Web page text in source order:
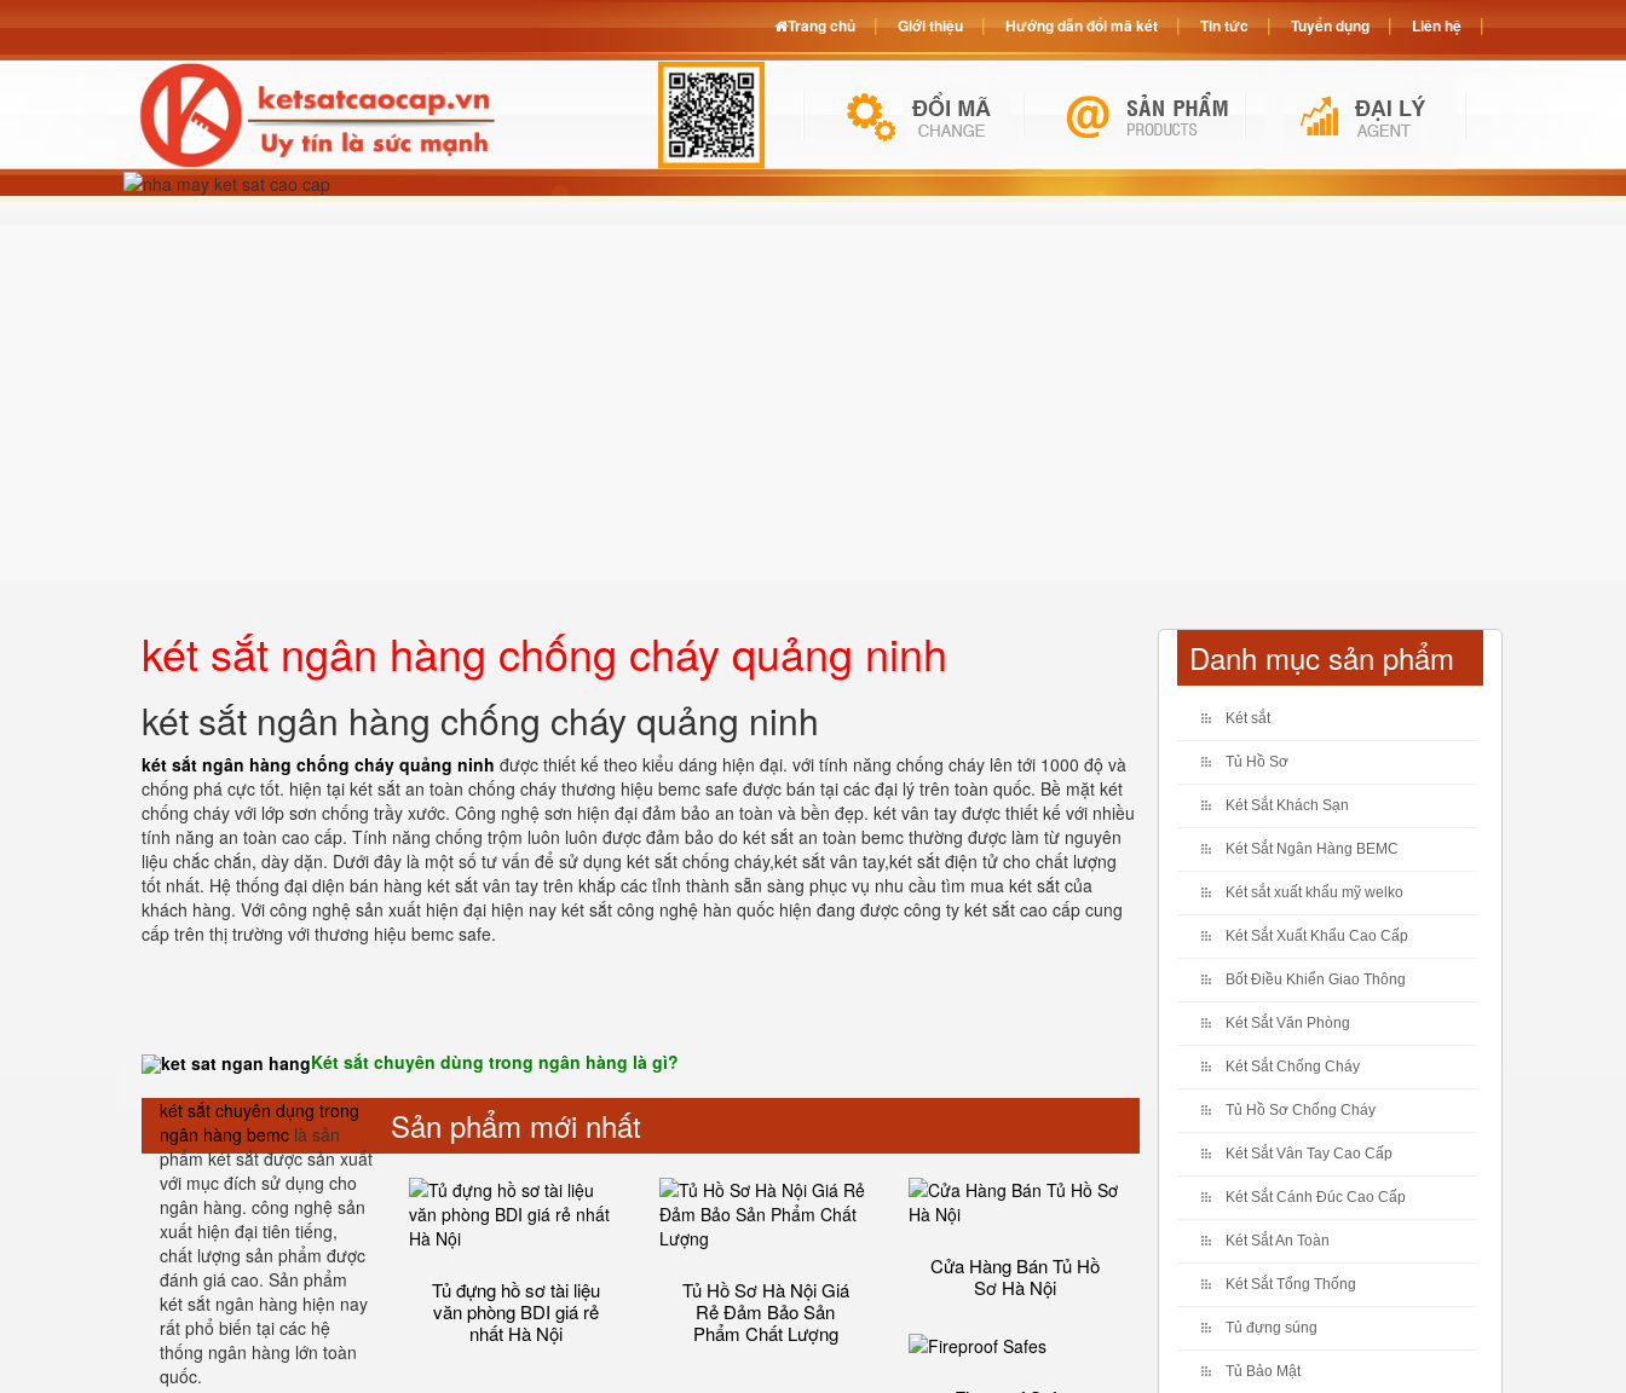
két sắt ngân hàng chống cháy quảng ninh
két sắt ngân hàng chống cháy quảng ninh
két sắt ngân hàng chống cháy quảng ninh được thiết kế theo kiểu dáng hiện đại. với tính năng chống cháy lên tới 1000 độ và
chống phá cực tốt. hiện tại két sắt an toàn chống cháy thương hiệu bemc safe được bán tại các đại lý trên toàn quốc. Bề mặt két
chống cháy với lớp sơn chống trầy xước. Công nghệ sơn hiện đại đảm bảo an toàn và bền đẹp. két vân tay được thiết kế với nhiều
tính năng an toàn cao cấp. Tính năng chống trộm luôn luôn được đảm bảo do két sắt an toàn bemc thường được làm từ nguyên
liệu chắc chắn, dày dặn. Dưới đây là một số tư vấn để sử dụng két sắt chống cháy,két sắt vân tay,két sắt điện tử cho chất lượng
tốt nhất. Hệ thống đại diện bán hàng két sắt vân tay trên khắp các tỉnh thành sẵn sàng phục vụ nhu cầu tìm mua két sắt của
khách hàng. Với công nghệ sản xuất hiện đại hiện nay két sắt công nghệ hàn quốc hiện đang được công ty két sắt cao cấp cung
cấp trên thị trường với thương hiệu bemc safe.
Két sắt chuyên dùng trong ngân hàng là gì?
két sắt chuyên dụng trong
ngân hàng bemc là sản
phẩm két sắt được sản xuất
với mục đích sử dụng cho
ngân hàng. công nghệ sản
xuất hiện đại tiên tiếng,
chất lượng sản phẩm được
đánh giá cao. Sản phẩm
két sắt ngân hàng hiện nay
rất phổ biến tại các hệ
thống ngân hàng lớn toàn
quốc.
Sản phẩm mới nhất
Tủ đựng hồ sơ tài liệu
văn phòng BDI giá rẻ
nhất Hà Nội
Tủ Hồ Sơ Hà Nội Giá
Rẻ Đảm Bảo Sản
Phẩm Chất Lượng‎
Cửa Hàng Bán Tủ Hồ
Sơ Hà Nội
Danh mục sản phẩm
Két sắt
Tủ Hồ Sơ
Két Sắt Khách Sạn
Két Sắt Ngân Hàng BEMC
Két sắt xuất khẩu mỹ welko
Két Sắt Xuất Khẩu Cao Cấp
Bốt Điều Khiển Giao Thông
Két Sắt Văn Phòng
Két Sắt Chống Cháy
Tủ Hồ Sơ Chống Cháy
Két Sắt Vân Tay Cao Cấp
Két Sắt Cánh Đúc Cao Cấp
Két Sắt An Toàn
Két Sắt Tổng Thống
Tủ đựng súng
Tủ Bảo Mật
Trang chủ Giới thiệu Hướng dẫn đổi mã két Tin tức Tuyển dụng Liên hệ